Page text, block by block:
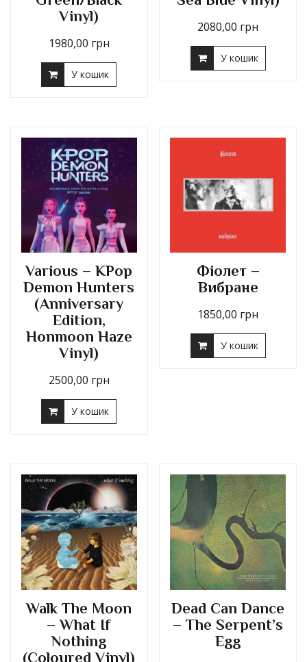
Vinyl)
1980,00 грн
У кошик
2080,00 грн
У кошик
Various – KPop
Demon Hunters
(Anniversary
Edition,
Honmoon Haze
Vinyl)
2500,00 грн
У кошик
Фіолет –
Вибране
1850,00 грн
У кошик
Walk The Moon
– What If
Nothing
(Coloured Vinyl)
Dead Can Dance
– The Serpent’s
Egg